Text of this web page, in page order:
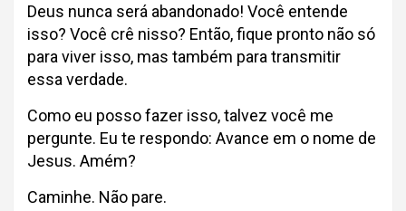
Deus nunca será abandonado! Você entende
isso? Você crê nisso? Então, fique pronto não só
para viver isso, mas também para transmitir
essa verdade.
Como eu posso fazer isso, talvez você me
pergunte. Eu te respondo: Avance em o nome de
Jesus. Amém?
Caminhe. Não pare.